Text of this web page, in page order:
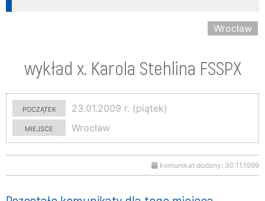
Wrocław
wykład x. Karola Stehlina FSSPX
początek
23.01.2009 r. (piątek)
miejsce
Wrocław
komunikat dodany: 30.11.1999